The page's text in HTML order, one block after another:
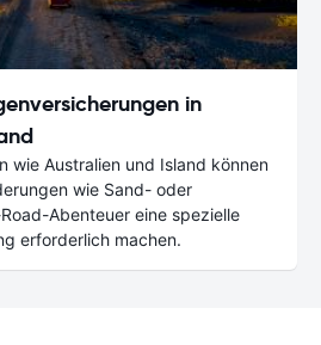
in
wie Australien und Island können
wie Sand- oder
Abenteuer eine spezielle
erforderlich machen.